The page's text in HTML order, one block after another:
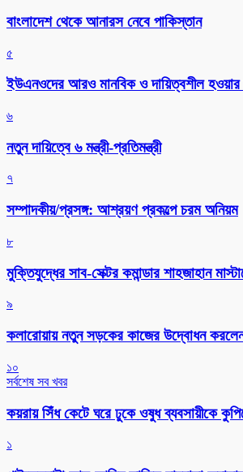
বাংলাদেশ থেকে আনারস নেবে পাকিস্তান
৫
ইউএনওদের আরও মানবিক ও দায়িত্বশীল হওয়ার
৬
নতুন দায়িত্বে ৬ মন্ত্রী-প্রতিমন্ত্রী
৭
সম্পাদকীয়/প্রসঙ্গ: আশ্রয়ণ প্রকল্পে চরম অনিয়ম
৮
মুক্তিযুদ্ধের সাব-সেক্টর কমান্ডার শাহজাহান
৯
কলারোয়ায় নতুন সড়কের কাজের উদ্বোধন
১০
সর্বশেষ সব খবর
কয়রায় সিঁধ কেটে ঘরে ঢুকে ওষুধ ব্যবসায়ীকে
১